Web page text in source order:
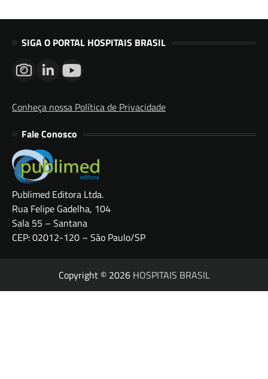
SIGA O PORTAL HOSPITAIS BRASIL
Conheça nossa Política de Privacidade
Fale Conosco
Publimed Editora Ltda.
Rua Felipe Gadelha, 104
Sala 55 – Santana
CEP: 02012-120 – São Paulo/SP
Copyright © 2026 HOSPITAIS BRASIL